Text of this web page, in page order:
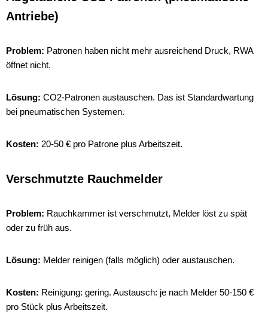
Antriebe)
Problem: Patronen haben nicht mehr ausreichend Druck, RWA
öffnet nicht.
Lösung: CO2-Patronen austauschen. Das ist Standardwartung
bei pneumatischen Systemen.
Kosten: 20-50 € pro Patrone plus Arbeitszeit.
Verschmutzte Rauchmelder
Problem: Rauchkammer ist verschmutzt, Melder löst zu spät
oder zu früh aus.
Lösung: Melder reinigen (falls möglich) oder austauschen.
Kosten: Reinigung: gering. Austausch: je nach Melder 50-150 €
pro Stück plus Arbeitszeit.